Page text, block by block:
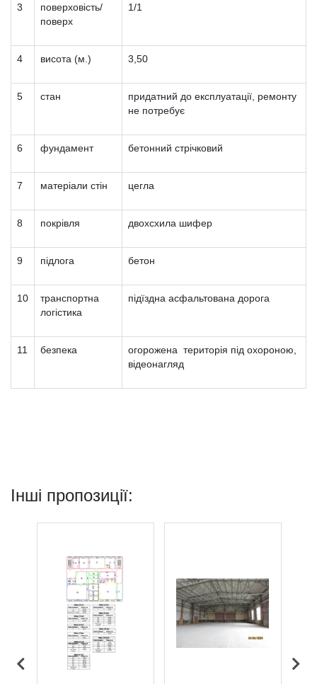
3
поверховість/
поверх
1/1
4 висота (м.) 3,50
5 стан
придатний до експлуатації, ремонту
не потребує
6 фундамент бетонний стрічковий
7 матеріали стін цегла
8 покрівля двохсхила шифер
9 підлога бетон
10
транспортна
логістика
підїздна асфальтована дорога
11 безпека
огорожена територія під охороною,
відеонагляд
Інші пропозиції: